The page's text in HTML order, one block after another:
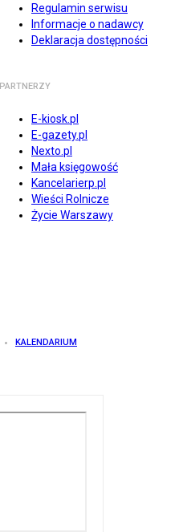
Regulamin serwisu
Informacje o nadawcy
Deklaracja dostępności
PARTNERZY
E-kiosk.pl
E-gazety.pl
Nexto.pl
Mała księgowość
Kancelarierp.pl
Wieści Rolnicze
Życie Warszawy
KALENDARIUM